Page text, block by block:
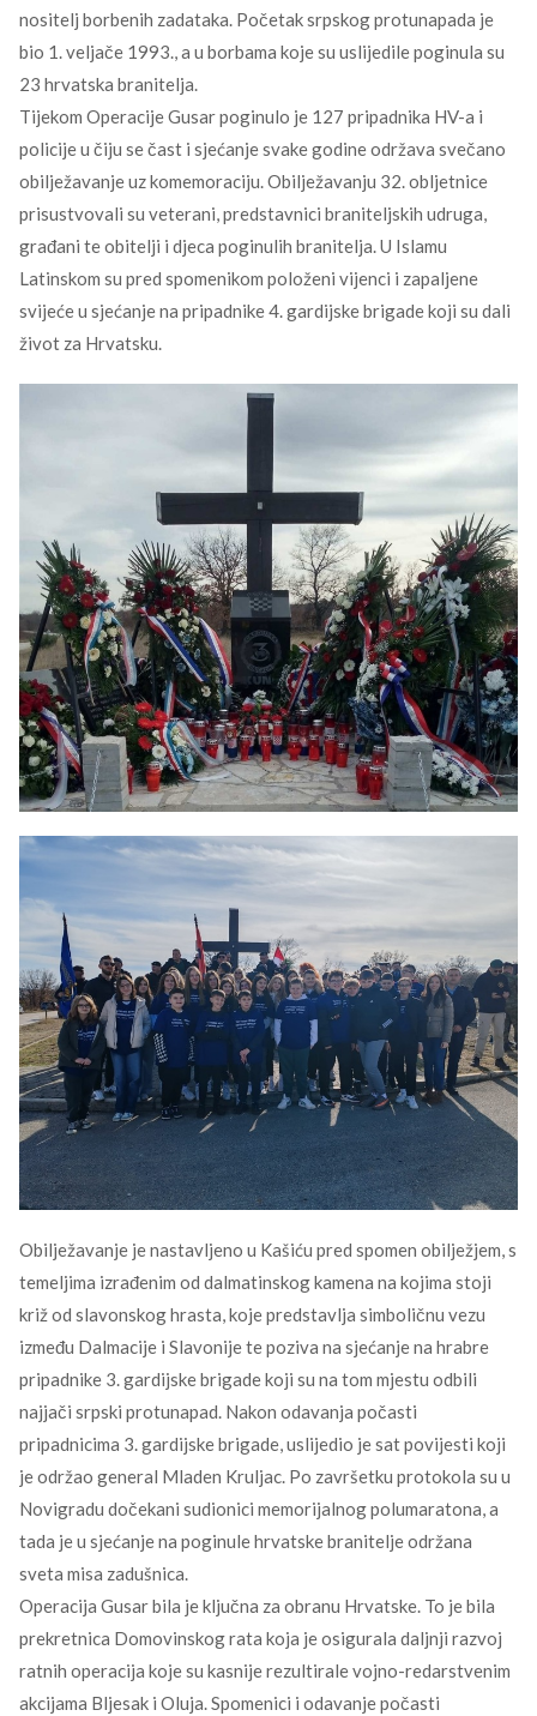
nositelj borbenih zadataka. Početak srpskog protunapada je
bio 1. veljače 1993., a u borbama koje su uslijedile poginula su
23 hrvatska branitelja.
Tijekom Operacije Gusar poginulo je 127 pripadnika HV-a i
policije u čiju se čast i sjećanje svake godine održava svečano
obilježavanje uz komemoraciju. Obilježavanju 32. obljetnice
prisustvovali su veterani, predstavnici braniteljskih udruga,
građani te obitelji i djeca poginulih branitelja. U Islamu
Latinskom su pred spomenikom položeni vijenci i zapaljene
svijeće u sjećanje na pripadnike 4. gardijske brigade koji su dali
život za Hrvatsku.
Obilježavanje je nastavljeno u Kašiću pred spomen obilježjem, s
temeljima izrađenim od dalmatinskog kamena na kojima stoji
križ od slavonskog hrasta, koje predstavlja simboličnu vezu
između Dalmacije i Slavonije te poziva na sjećanje na hrabre
pripadnike 3. gardijske brigade koji su na tom mjestu odbili
najjači srpski protunapad. Nakon odavanja počasti
pripadnicima 3. gardijske brigade, uslijedio je sat povijesti koji
je održao general Mladen Kruljac. Po završetku protokola su u
Novigradu dočekani sudionici memorijalnog polumaratona, a
tada je u sjećanje na poginule hrvatske branitelje održana
sveta misa zadušnica.
Operacija Gusar bila je ključna za obranu Hrvatske. To je bila
prekretnica Domovinskog rata koja je osigurala daljnji razvoj
ratnih operacija koje su kasnije rezultirale vojno-redarstvenim
akcijama Bljesak i Oluja. Spomenici i odavanje počasti